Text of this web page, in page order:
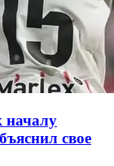
началу
свое